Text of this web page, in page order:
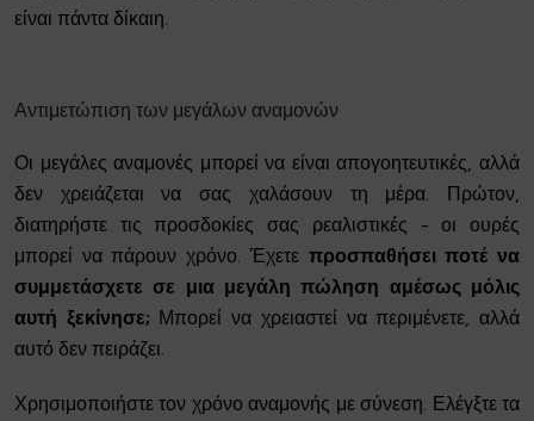
είναι πάντα δίκαιη.
Αντιμετώπιση των μεγάλων αναμονών
Οι μεγάλες αναμονές μπορεί να είναι απογοητευτικές, αλλά
δεν χρειάζεται να σας χαλάσουν τη μέρα. Πρώτον,
διατηρήστε τις προσδοκίες σας ρεαλιστικές - οι ουρές
μπορεί να πάρουν χρόνο. Έχετε προσπαθήσει ποτέ να
συμμετάσχετε σε μια μεγάλη πώληση αμέσως μόλις
αυτή ξεκίνησε; Μπορεί να χρειαστεί να περιμένετε, αλλά
αυτό δεν πειράζει.
Χρησιμοποιήστε τον χρόνο αναμονής με σύνεση. Ελέγξτε τα